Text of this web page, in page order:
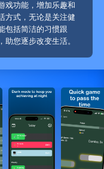
戏功能，增加乐趣和
方式，无论是关注健
包括简洁的习惯跟
您逐步改变生活。